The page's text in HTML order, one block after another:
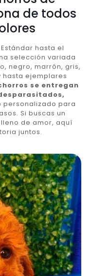
de todos
hasta el
selección variada
negro, marrón, gris,
ejemplares
se entregan
personalizado para
Si buscas un
de amor, aquí
juntos.